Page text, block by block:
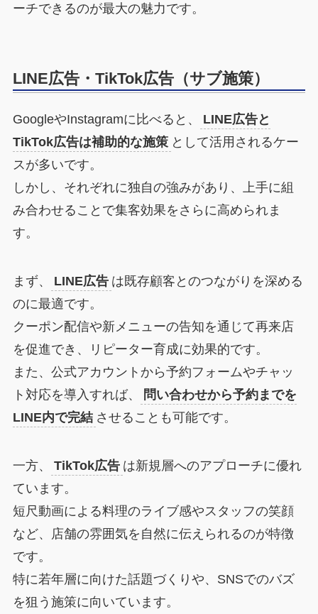
ーチできるのが最大の魅力です。
LINE広告・TikTok広告（サブ施策）
GoogleやInstagramに比べると、
LINE広告と
TikTok広告は補助的な施策 として活用されるケー
スが多いです。
しかし、それぞれに独自の強みがあり、上手に組
み合わせることで集客効果をさらに高められま
す。
まず、 LINE広告 は既存顧客とのつながりを深める
のに最適です。
クーポン配信や新メニューの告知を通じて再来店
を促進でき、リピーター育成に効果的です。
また、公式アカウントから予約フォームやチャッ
ト対応を導入すれば、
問い合わせから予約までを
LINE内で完結 させることも可能です。
一方、 TikTok広告 は新規層へのアプローチに優れ
ています。
短尺動画による料理のライブ感やスタッフの笑顔
など、店舗の雰囲気を自然に伝えられるのが特徴
です。
特に若年層に向けた話題づくりや、SNSでのバズ
を狙う施策に向いています。